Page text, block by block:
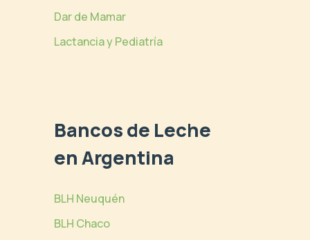
Dar de Mamar
Lactancia y Pediatría
Bancos de Leche
en Argentina
BLH Neuquén
BLH Chaco